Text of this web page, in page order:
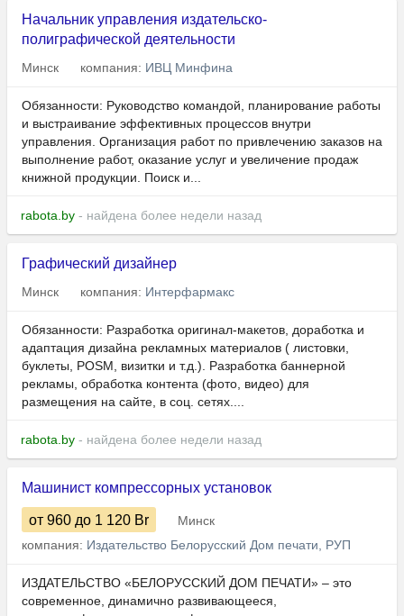
Начальник управления издательско-
полиграфической деятельности
Минск компания: ИВЦ Минфина
Обязанности: Руководство командой, планирование работы
и выстраивание эффективных процессов внутри
управления. Организация работ по привлечению заказов на
выполнение работ, оказание услуг и увеличение продаж
книжной продукции. Поиск и...
rabota.by - найдена более недели назад
Графический дизайнер
Минск компания: Интерфармакс
Обязанности: Разработка оригинал-макетов, доработка и
адаптация дизайна рекламных материалов ( листовки,
буклеты, POSM, визитки и т.д.). Разработка баннерной
рекламы, обработка контента (фото, видео) для
размещения на сайте, в соц. сетях....
rabota.by - найдена более недели назад
Машинист компрессорных установок
от 960 до 1 120 Br
Минск
компания: Издательство Белорусский Дом печати, РУП
ИЗДАТЕЛЬСТВО «БЕЛОРУССКИЙ ДОМ ПЕЧАТИ» – это
современное, динамично развивающееся,